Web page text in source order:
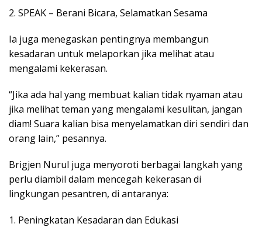
2. SPEAK – Berani Bicara, Selamatkan Sesama
Ia juga menegaskan pentingnya membangun
kesadaran untuk melaporkan jika melihat atau
mengalami kekerasan.
“Jika ada hal yang membuat kalian tidak nyaman atau
jika melihat teman yang mengalami kesulitan, jangan
diam! Suara kalian bisa menyelamatkan diri sendiri dan
orang lain,” pesannya.
Brigjen Nurul juga menyoroti berbagai langkah yang
perlu diambil dalam mencegah kekerasan di
lingkungan pesantren, di antaranya:
1. Peningkatan Kesadaran dan Edukasi